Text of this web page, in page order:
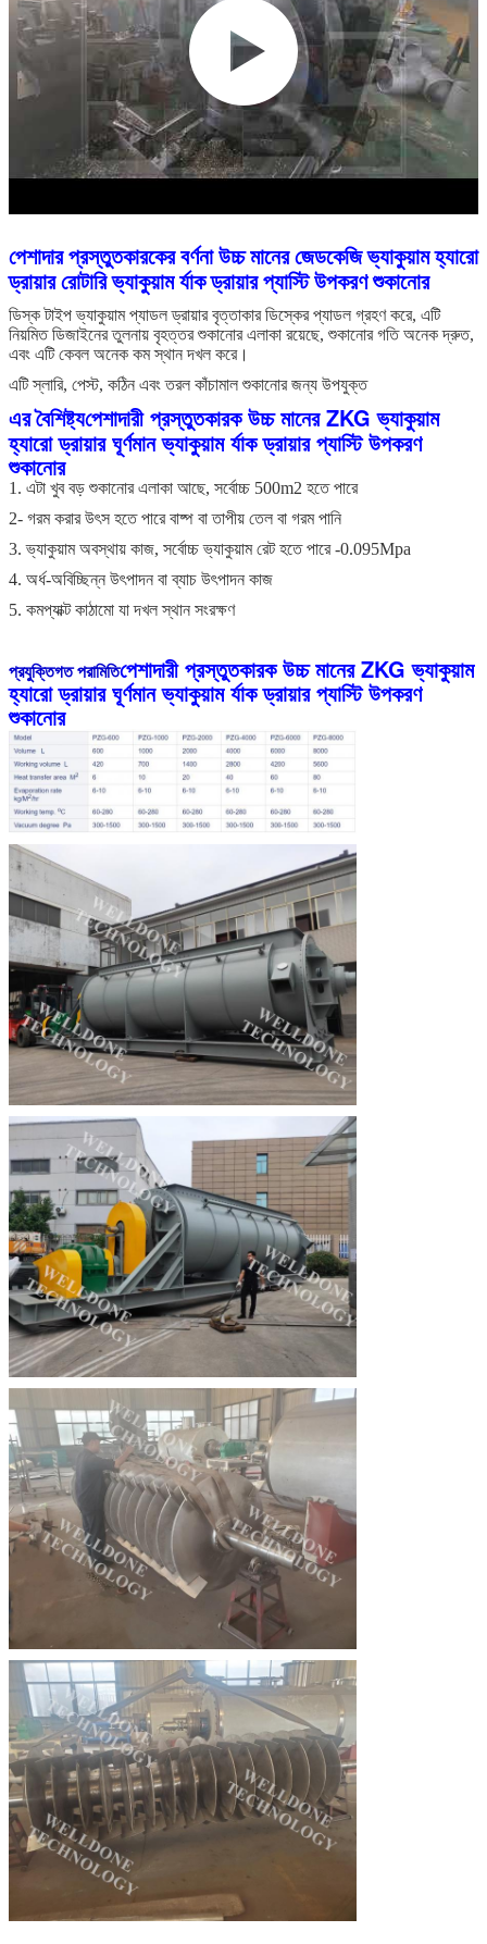
পেশাদার প্রস্তুতকারকের বর্ণনা উচ্চ মানের জেডকেজি ভ্যাকুয়াম হ্যারো
ড্রায়ার রোটারি ভ্যাকুয়াম র্যাক ড্রায়ার প্যাস্টি উপকরণ শুকানোর
ডিস্ক টাইপ ভ্যাকুয়াম প্যাডল ড্রায়ার বৃত্তাকার ডিস্কের প্যাডল গ্রহণ করে, এটি
নিয়মিত ডিজাইনের তুলনায় বৃহত্তর শুকানোর এলাকা রয়েছে, শুকানোর গতি অনেক দ্রুত,
এবং এটি কেবল অনেক কম স্থান দখল করে।
এটি স্লারি, পেস্ট, কঠিন এবং তরল কাঁচামাল শুকানোর জন্য উপযুক্ত
এর বৈশিষ্ট্যপেশাদারী প্রস্তুতকারক উচ্চ মানের ZKG ভ্যাকুয়াম
হ্যারো ড্রায়ার ঘূর্ণমান ভ্যাকুয়াম র্যাক ড্রায়ার প্যাস্টি উপকরণ
শুকানোর
1. এটা খুব বড় শুকানোর এলাকা আছে, সর্বোচ্চ 500m2 হতে পারে
2- গরম করার উৎস হতে পারে বাষ্প বা তাপীয় তেল বা গরম পানি
3. ভ্যাকুয়াম অবস্থায় কাজ, সর্বোচ্চ ভ্যাকুয়াম রেট হতে পারে -0.095Mpa
4. অর্ধ-অবিচ্ছিন্ন উৎপাদন বা ব্যাচ উৎপাদন কাজ
5. কমপ্যাক্ট কাঠামো যা দখল স্থান সংরক্ষণ
প্রযুক্তিগত পরামিতিপেশাদারী প্রস্তুতকারক উচ্চ মানের ZKG ভ্যাকুয়াম
হ্যারো ড্রায়ার ঘূর্ণমান ভ্যাকুয়াম র্যাক ড্রায়ার প্যাস্টি উপকরণ
শুকানোর